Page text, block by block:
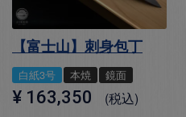
【富士山】刺身包丁
白紙3号 本焼 鏡面
¥ 163,350 税込